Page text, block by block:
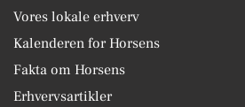
Vores lokale erhverv
Kalenderen for Horsens
Fakta om Horsens
Erhvervsartikler